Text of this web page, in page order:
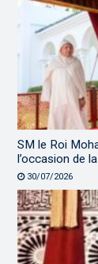
SM le Roi
l’occasion de
30/07/2026